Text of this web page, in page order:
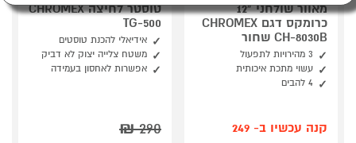
מאוור שולחני "12
כרומקס דגם CHROMEX
CH-8030B שחור
3 מהירויות לתפעול
עשוי מתכת איכותית
4 להבים
קנה עכשיו ב- 249
טוסטר לחיצה CHROMEX
TG-500
אידיאלי להכנת טוסטים
משטח צלייה יצוק לא דביק
אפשרות לאחסון בעמידה
290
₪